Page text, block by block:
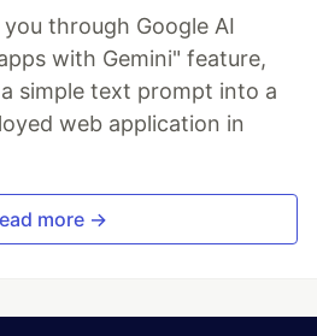
through Google AI
with Gemini" feature,
simple text prompt into a
web application in
more →